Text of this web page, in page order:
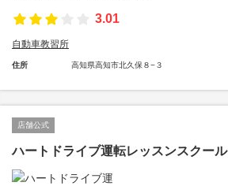
3.01
自動車教習所
住所 高知県高知市北久保８−３
店舗公式
ハートドライブ運転レッスンスクール